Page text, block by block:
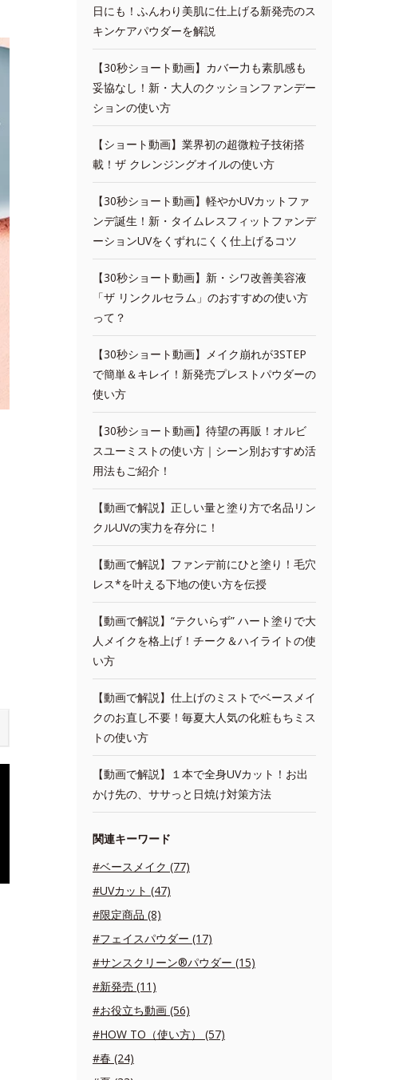
日にも！ふんわり美肌に仕上げる新発売のス
キンケアパウダーを解説
【30秒ショート動画】カバー力も素肌感も
妥協なし！新・大人のクッションファンデー
ションの使い方
【ショート動画】業界初の超微粒子技術搭
載！ザ クレンジングオイルの使い方
【30秒ショート動画】軽やかUVカットファ
ンデ誕生！新・タイムレスフィットファンデ
ーションUVをくずれにくく仕上げるコツ
【30秒ショート動画】新・シワ改善美容液
「ザ リンクルセラム」のおすすめの使い方
って？
【30秒ショート動画】メイク崩れが3STEP
で簡単＆キレイ！新発売プレストパウダーの
使い方
【30秒ショート動画】待望の再販！オルビ
スユーミストの使い方｜シーン別おすすめ活
用法もご紹介！
【動画で解説】正しい量と塗り方で名品リン
クルUVの実力を存分に！
【動画で解説】ファンデ前にひと塗り！毛穴
レス*を叶える下地の使い方を伝授
【動画で解説】“テクいらず” ハート塗りで大
人メイクを格上げ！チーク＆ハイライトの使
い方
【動画で解説】仕上げのミストでベースメイ
クのお直し不要！毎夏大人気の化粧もちミス
トの使い方
【動画で解説】１本で全身UVカット！お出
かけ先の、ササっと日焼け対策方法
関連キーワード
#ベースメイク (77)
#UVカット (47)
#限定商品 (8)
#フェイスパウダー (17)
#サンスクリーン®パウダー (15)
#新発売 (11)
#お役立ち動画 (56)
#HOW TO（使い方） (57)
#春 (24)